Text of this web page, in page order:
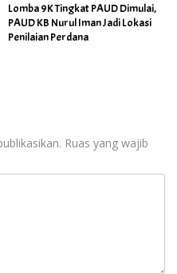
Lomba 9K Tingkat PAUD Dimulai,
PAUD KB Nurul Iman Jadi Lokasi
Penilaian Perdana
Ruas yang wajib